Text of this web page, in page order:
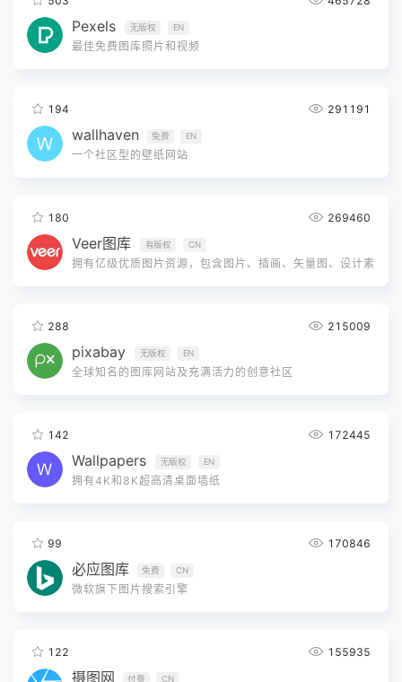
Pexels 无版权 EN
最佳免费图库照片和视频
194 291191
wallhaven 免费 EN
一个社区型的壁纸网站
180 269460
Veer图库 有版权 CN
拥有亿级优质图片资源，包含图片、插画、矢量图、设计素
288 215009
pixabay 无版权 EN
全球知名的图库网站及充满活力的创意社区
142 172445
Wallpapers 无版权 EN
拥有4K和8K超高清桌面墙纸
99 170846
必应图库 免费 CN
微软旗下图片搜索引擎
122 155935
摄图网 付费 CN